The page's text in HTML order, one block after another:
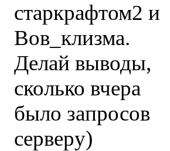
старкрафтом2 и
Вов_клизма.
Делай выводы,
сколько вчера
было запросов
серверу)